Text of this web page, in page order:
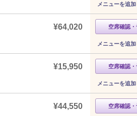
メニューを追
¥64,020 空席確認・
メニューを追
¥15,950 空席確認・
メニューを追
¥44,550 空席確認・